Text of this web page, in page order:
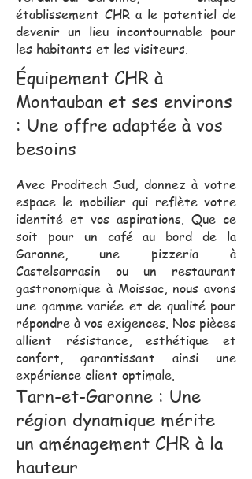
établissement CHR a le potentiel de
devenir un lieu incontournable pour
les habitants et les visiteurs.
Équipement CHR à
Montauban et ses environs
: Une offre adaptée à vos
besoins
Avec Proditech Sud, donnez à votre
espace le mobilier qui reflète votre
identité et vos aspirations. Que ce
soit pour un café au bord de la
Garonne, une pizzeria à
Castelsarrasin ou un restaurant
gastronomique à Moissac, nous avons
une gamme variée et de qualité pour
répondre à vos exigences. Nos pièces
allient résistance, esthétique et
confort, garantissant ainsi une
expérience client optimale.
Tarn-et-Garonne : Une
région dynamique mérite
un aménagement CHR à la
hauteur